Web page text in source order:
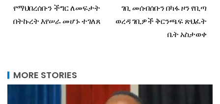
የማህበረሰቡን ችግር ለመፍታት
በትኩረት እየሠራ መሆኑ ተገለጸ
ገቢ መሰብሰቡን በካፋ ዞን የቢጣ
ወረዳ ገቢዎች ቅርንጫፍ ጽህፈት
ቤት አስታወቀ
MORE STORIES